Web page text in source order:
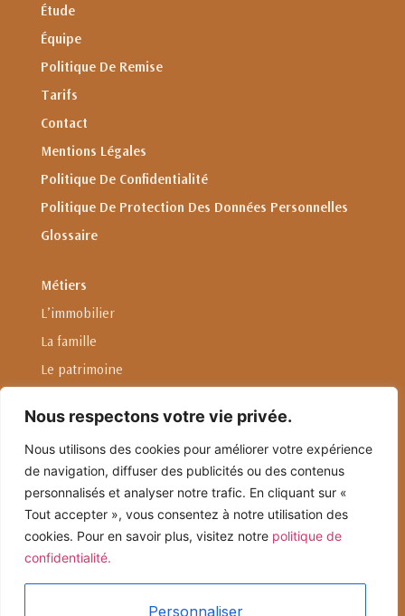
Nous respectons votre vie privée.
Nous utilisons des cookies pour améliorer votre expérience
de navigation, diffuser des publicités ou des contenus
personnalisés et analyser notre trafic. En cliquant sur «
Tout accepter », vous consentez à notre utilisation des
cookies. Pour en savoir plus, visitez notre politique de
confidentialité.
Personnaliser
Étude
Équipe
Politique De Remise
Tarifs
Contact
Mentions Légales
Politique De Confidentialité
Politique De Protection Des Données Personnelles
Glossaire
Métiers
L’immobilier
La famille
Le patrimoine
Droit international privé
Linkedin
Nous envoyer un email
4, Rue Auber 75009 Paris